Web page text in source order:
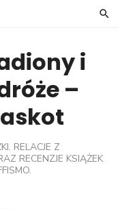
i
–
RELACJE Z
RECENZJE KSIĄŻEK